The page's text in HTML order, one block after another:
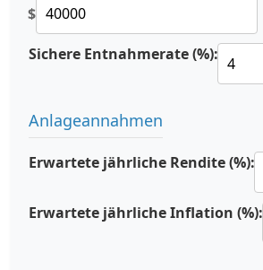
$
Sichere Entnahmerate (%):
Anlageannahmen
Erwartete jährliche Rendite (%):
Erwartete jährliche Inflation (%):